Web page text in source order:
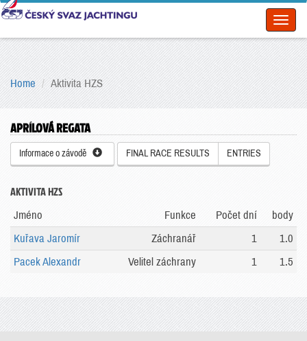
Home Aktivita HZS
APRÍLOVÁ REGATA
Informace o závodě FINAL RACE RESULTS ENTRIES
AKTIVITA HZS
Jméno Funkce Počet dní
body
Kuřava Jaromír
Záchranář 1
1.0
Pacek Alexandr
Velitel záchrany 1 1.5